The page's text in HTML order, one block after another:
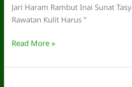
Jari Haram Rambut Inai Sunat
Rawatan Kulit Harus ”
Hukum
Pakai
Read More »